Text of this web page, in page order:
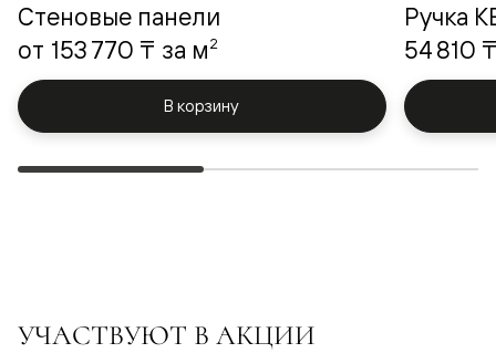
Стеновые панели
от 153 770 ₸ за м2
В корзину
Ручка
54 810 ₸
УЧАСТВУЮТ В АКЦИИ